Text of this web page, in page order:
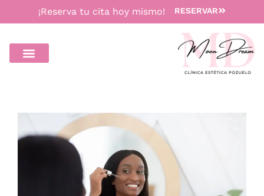
¡Reserva tu cita hoy mismo! RESERVAR